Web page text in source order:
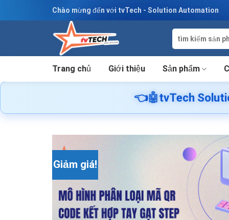
to
Chào mừng đến với tvTech - Solution Automation
Tìm
kiếm:
Trang chủ Giới thiệu Sản phẩm
tvTech Solution Lab
Giảm giá!